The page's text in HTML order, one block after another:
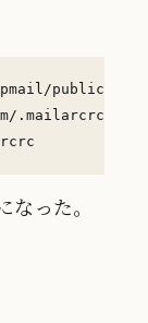
.mailarcrc \
った。